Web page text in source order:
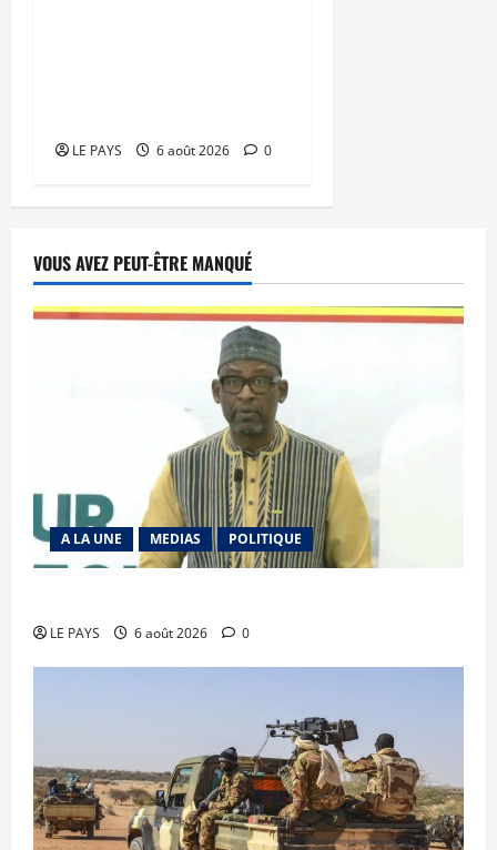
LE PAYS 6 août 2026 0
VOUS AVEZ PEUT-ÊTRE MANQUÉ
A LA UNE MEDIAS POLITIQUE
LE PAYS 6 août 2026 0